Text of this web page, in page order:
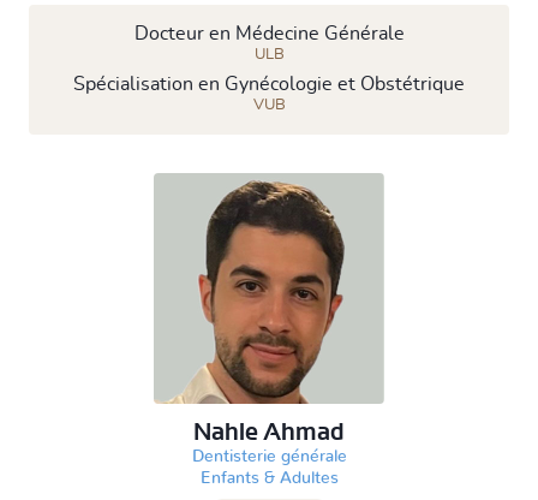
Docteur en Médecine Générale
ULB
Spécialisation en Gynécologie et Obstétrique
VUB
Nahle Ahmad
Dentisterie générale
Enfants &Adultes